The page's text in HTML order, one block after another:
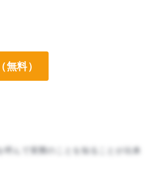
んで実際のことを知ることが出来
無料）